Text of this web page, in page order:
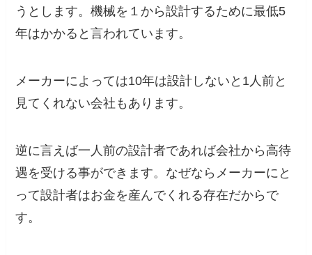
うとします。機械を１から設計するために最低5
年はかかると言われています。
メーカーによっては10年は設計しないと1人前と
見てくれない会社もあります。
逆に言えば一人前の設計者であれば会社から高待
遇を受ける事ができます。なぜならメーカーにと
って設計者はお金を産んでくれる存在だからで
す。